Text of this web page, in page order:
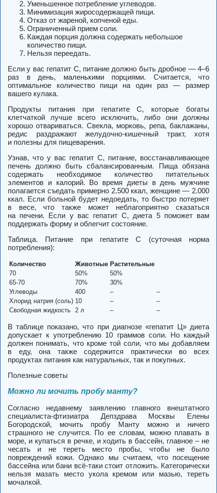
Уменьшенное потребление углеводов.
Минимизация жиросодержащей пищи.
Отказ от жареной, копченой еды.
Ограниченный прием соли.
Каждая порция должна содержать небольшое
количество пищи.
Нельзя переедать.
Если у вас гепатит С, питание должно быть дробное — 4–6
раз в день, маленькими порциями. Считается, что
оптимальное количество пищи на один раз — размер
вашего кулака.
Продукты питания при гепатите С, которые богаты
клетчаткой лучше всего исключить, либо они должны
хорошо отвариваться. Свекла, морковь, репа, баклажаны,
редис раздражают желудочно-кишечный тракт, хотя
и полезны для пищеварения.
Узнав, что у вас гепатит С, питание, восстанавливающее
печень должно быть сбалансированным. Пища обязана
содержать необходимое количество питательных
элементов и калорий. Во время диеты в день мужчине
полагается съедать примерно 2.500 ккал, женщине — 2.000
ккал. Если больной будет недоедать, то быстро потеряет
в весе, что также может неблагоприятно сказаться
на печени. Если у вас гепатит С, диета 5 поможет вам
поддержать форму и облегчит состояние.
Таблица. Питание при гепатите С (суточная норма
потребления):
Количество Животные Растительные
70
50%
50%
65-70
70%
30%
Углеводы
400 –
–
Хлорид натрия (соль) 10 –
–
Свободная жидкость 2 л – –
В таблице показано, что при диагнозе «гепатит Ц» диета
допускает к употреблению 10 граммов соли. Но каждый
должен понимать, что кроме той соли, что мы добавляем
в еду, она также содержится практически во всех
продуктах питания как натуральных, так и покупных.
Полезные советы
Можно ли мочить пробу манту?
Согласно недавнему заявлению главного внештатного
специалиста-фтизиатра Депздрава Москвы Елены
Богородской, мочить пробу Манту можно и ничего
страшного не случится. По ее словам, можно плавать в
море, и купаться в речке, и ходить в бассейн, главное – не
чесать и не тереть место пробы, чтобы не было
повреждений кожи. Однако мы считаем, что посещение
бассейна или бани всё-таки стоит отложить. Категорически
нельзя мазать место укола кремом или мазью, тереть
мочалкой.